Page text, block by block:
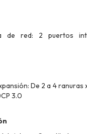
de red: 2 puertos
De 2 a 4 ranuras
3.0